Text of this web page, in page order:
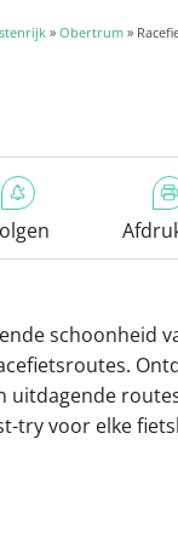
» Obertrum »
schoonheid
uitdagende
try voor elke